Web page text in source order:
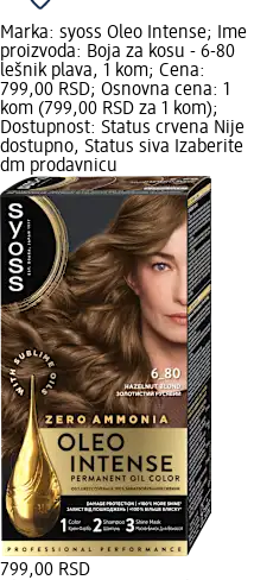
Marka: syoss Oleo Intense; Ime
proizvoda: Boja za kosu - 6-80
lešnik plava, 1 kom; Cena:
799,00 RSD; Osnovna cena: 1
kom (799,00 RSD za 1 kom);
Dostupnost: Status crvena Nije
dostupno, Status siva Izaberite
dm prodavnicu
799,00 RSD